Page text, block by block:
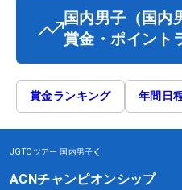
国内男子 （国内
賞金・ポイント
賞金ランキング 年間日
JGTOツアー 国内男子
ACNチャンピオンシップ